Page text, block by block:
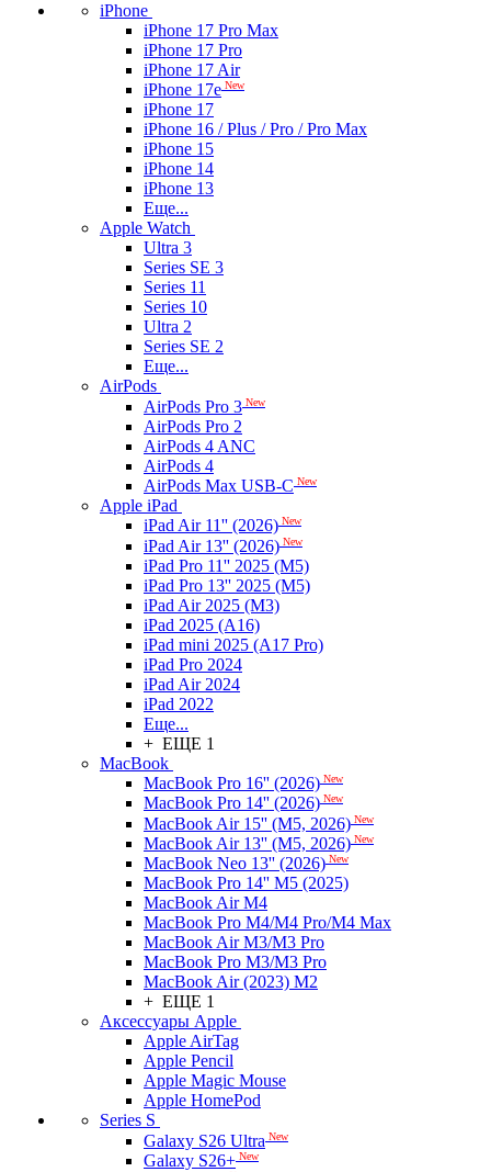
iPhone
iPhone 17 Pro Max
iPhone 17 Pro
iPhone 17 Air
iPhone 17e New
iPhone 17
iPhone 16 / Plus / Pro / Pro Max
iPhone 15
iPhone 14
iPhone 13
Еще...
Apple Watch
Ultra 3
Series SE 3
Series 11
Series 10
Ultra 2
Series SE 2
Еще...
AirPods
AirPods Pro 3 New
AirPods Pro 2
AirPods 4 ANC
AirPods 4
AirPods Max USB-C New
Apple iPad
iPad Air 11'' (2026) New
iPad Air 13'' (2026) New
iPad Pro 11'' 2025 (M5)
iPad Pro 13'' 2025 (M5)
iPad Air 2025 (M3)
iPad 2025 (A16)
iPad mini 2025 (A17 Pro)
iPad Pro 2024
iPad Air 2024
iPad 2022
Еще...
+ ЕЩЕ 1
MacBook
MacBook Pro 16'' (2026) New
MacBook Pro 14'' (2026) New
MacBook Air 15'' (M5, 2026) New
MacBook Air 13'' (M5, 2026) New
MacBook Neo 13'' (2026) New
MacBook Pro 14'' M5 (2025)
MacBook Air M4
MacBook Pro M4/M4 Pro/M4 Max
MacBook Air M3/M3 Pro
MacBook Pro M3/M3 Pro
MacBook Air (2023) M2
+ ЕЩЕ 1
Аксессуары Apple
Apple AirTag
Apple Pencil
Apple Magic Mouse
Apple HomePod
Series S
Galaxy S26 Ultra New
Galaxy S26+ New